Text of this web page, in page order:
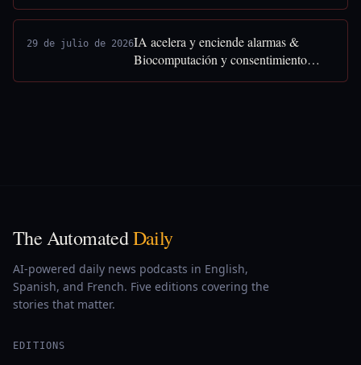
29 de julio de 2026IA acelera y enciende alarmas &
Biocomputación y consentimiento
The AutomatedDaily
AI-powered daily news podcasts in English,
Spanish, and French. Five editions covering the
stories that matter.
EDITIONS